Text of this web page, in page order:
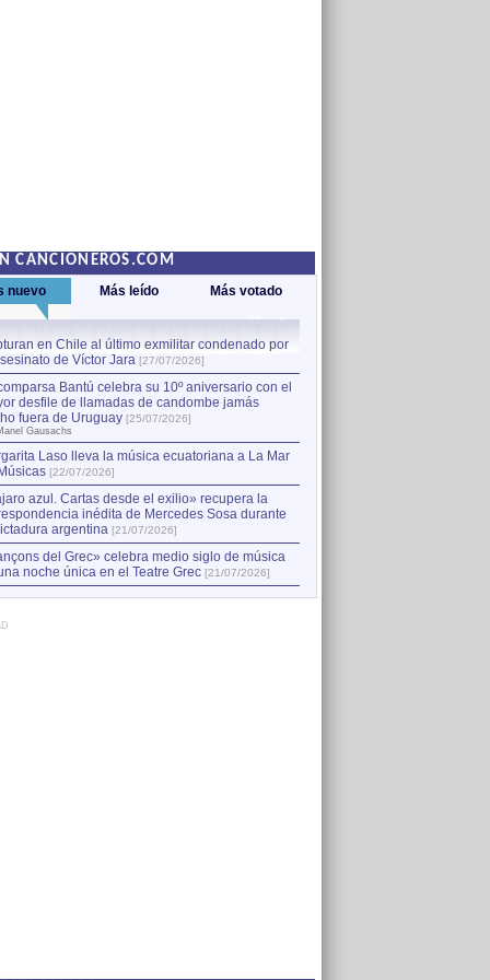
CANCIONEROS.COM
nuevo Más leído Más votado
en Chile al último exmilitar condenado por
de Víctor Jara [27/07/2026]
Bantú celebra su 10º aniversario con el
desfile de llamadas de candombe jamás
fuera de Uruguay [25/07/2026]
Gausachs
Laso lleva la música ecuatoriana a La Mar
[22/07/2026]
azul. Cartas desde el exilio» recupera la
inédita de Mercedes Sosa durante
argentina [21/07/2026]
del Grec» celebra medio siglo de música
noche única en el Teatre Grec [21/07/2026]